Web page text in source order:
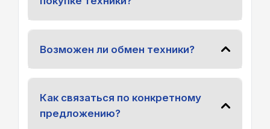
Возможен ли обмен техники?
Как связаться по конкретному
предложению?